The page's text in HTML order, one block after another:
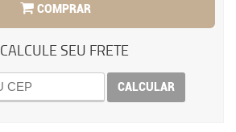
COMPRAR
CALCULE SEU FRETE
CALCULAR